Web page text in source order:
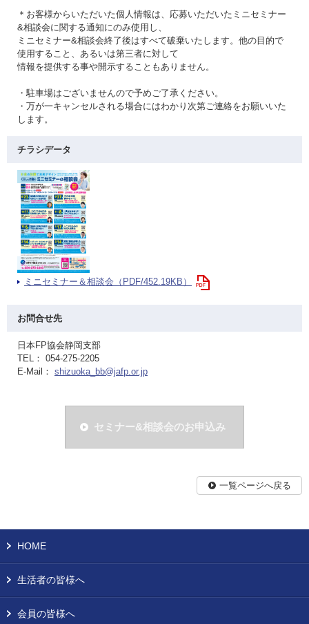
＊お客様からいただいた個人情報は、応募いただいたミニセミナー
&相談会に関する通知にのみ使用し、
ミニセミナー&相談会終了後はすべて破棄いたします。他の目的で
使用すること、あるいは第三者に対して
情報を提供する事や開示することもありません。
・駐車場はございませんので予めご了承ください。
・万が一キャンセルされる場合にはわかり次第ご連絡をお願いいた
します。
チラシデータ
ミニセミナー＆相談会（PDF/452.19KB）
お問合せ先
日本FP協会静岡支部
TEL： 054-275-2205
E-Mail： shizuoka_bb@jafp.or.jp
セミナー&相談会のお申込み
一覧ページへ戻る
HOME
生活者の皆様へ
会員の皆様へ